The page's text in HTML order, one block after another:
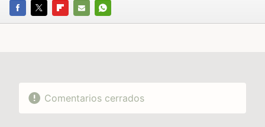
FACEBOOK
TWITTERFLIPBOARD
E-
WHATSAPP
Comentarios cerrados